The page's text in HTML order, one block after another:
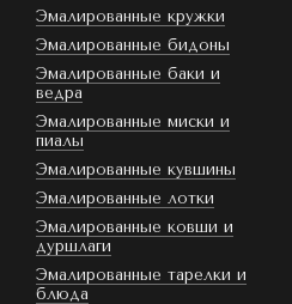
Эмалированные кружки
Эмалированные бидоны
Эмалированные баки и
ведра
Эмалированные миски и
пиалы
Эмалированные кувшины
Эмалированные лотки
Эмалированные ковши и
дуршлаги
Эмалированные тарелки и
блюда